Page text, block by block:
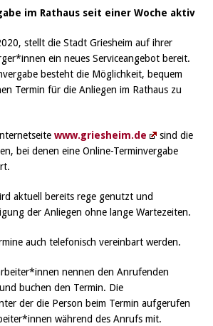
im Rathaus seit einer Woche aktiv
stellt die Stadt Griesheim auf ihrer
ein neues Serviceangebot bereit.
besteht die Möglichkeit, bequem
Termin für die Anliegen im Rathaus zu
www.griesheim.de
sind die
bei denen eine Online-Terminvergabe
aktuell bereits rege genutzt und
der Anliegen ohne lange Wartezeiten.
auch telefonisch vereinbart werden.
nennen den Anrufenden
buchen den Termin. Die
der die Person beim Termin aufgerufen
während des Anrufs mit.